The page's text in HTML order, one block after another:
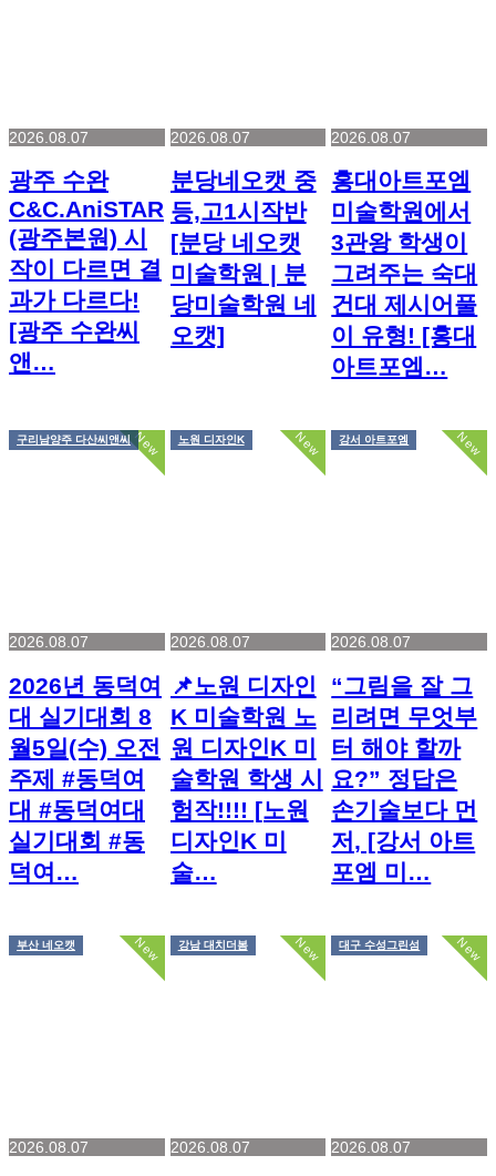
2026.08.07
광주 수완
C&C.AniSTAR
(광주본원) 시
작이 다르면 결
과가 다르다!
[광주 수완씨
앤…
2026.08.07
분당네오캣 중
등,고1시작반
[분당 네오캣
미술학원 | 분
당미술학원 네
오캣]
2026.08.07
홍대아트포엠
미술학원에서
3관왕 학생이
그려주는 숙대
건대 제시어풀
이 유형! [홍대
아트포엠…
New
구리남양주 다산씨앤씨
2026.08.07
2026년 동덕여
대 실기대회 8
월5일(수) 오전
주제 #동덕여
대 #동덕여대
실기대회 #동
덕여…
New
노원 디자인K
2026.08.07
📌노원 디자인
K 미술학원 노
원 디자인K 미
술학원 학생 시
험작!!!! [노원
디자인K 미
술…
New
강서 아트포엠
2026.08.07
“그림을 잘 그
리려면 무엇부
터 해야 할까
요?” 정답은
손기술보다 먼
저, [강서 아트
포엠 미…
New
부산 네오캣
2026.08.07
New
강남 대치더봄
2026.08.07
New
대구 수성그린섬
2026.08.07